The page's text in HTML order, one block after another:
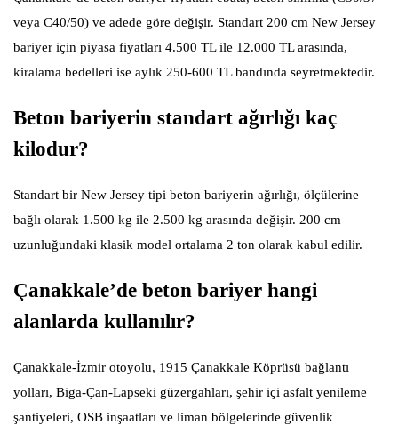
veya C40/50) ve adede göre değişir. Standart 200 cm New Jersey
bariyer için piyasa fiyatları 4.500 TL ile 12.000 TL arasında,
kiralama bedelleri ise aylık 250-600 TL bandında seyretmektedir.
Beton bariyerin standart ağırlığı kaç
kilodur?
Standart bir New Jersey tipi beton bariyerin ağırlığı, ölçülerine
bağlı olarak 1.500 kg ile 2.500 kg arasında değişir. 200 cm
uzunluğundaki klasik model ortalama 2 ton olarak kabul edilir.
Çanakkale’de beton bariyer hangi
alanlarda kullanılır?
Çanakkale-İzmir otoyolu, 1915 Çanakkale Köprüsü bağlantı
yolları, Biga-Çan-Lapseki güzergahları, şehir içi asfalt yenileme
şantiyeleri, OSB inşaatları ve liman bölgelerinde güvenlik